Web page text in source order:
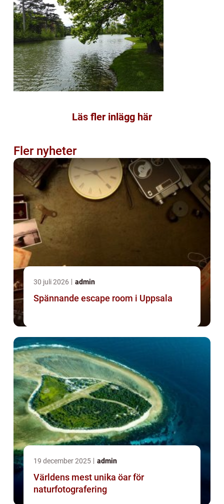
Läs fler inlägg här
Fler nyheter
30 juli 2026 admin
Spännande escape room i Uppsala
19 december 2025 admin
Världens mest unika öar för
naturfotografering